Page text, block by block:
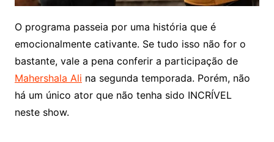
O programa passeia por uma história que é
emocionalmente cativante. Se tudo isso não for o
bastante, vale a pena conferir a participação de
Mahershala Ali na segunda temporada. Porém, não
há um único ator que não tenha sido INCRÍVEL
neste show.